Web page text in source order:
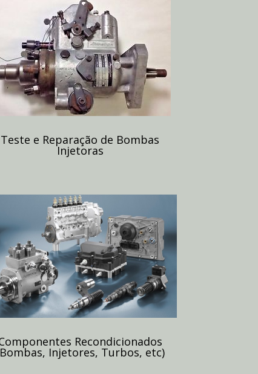
Teste e Reparação de Bombas
Injetoras
Recondicionados
Injetores, Turbos, etc)